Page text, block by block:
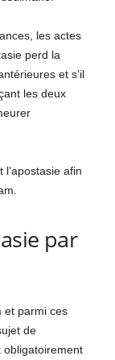
les actes
perd la
et s’il
les deux
afin
par
et parmi ces
de
obligatoirement